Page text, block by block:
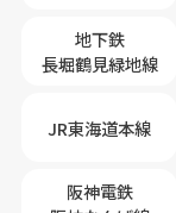
地下鉄
長堀鶴見緑地線
JR東海道本線
阪神電鉄